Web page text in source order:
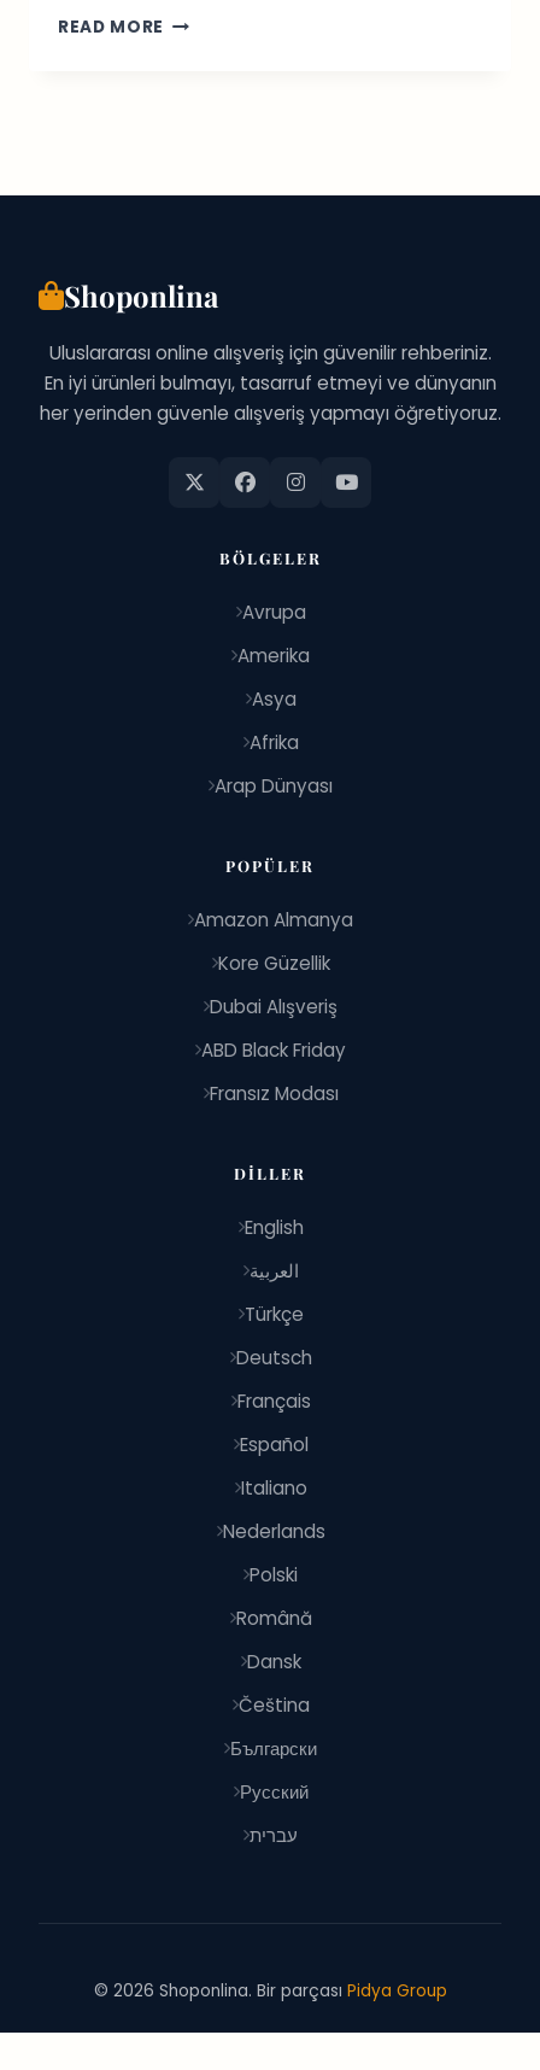
READ MORE İSVEÇ
VE
Shoponlina
Uluslararası online alışveriş için güvenilir rehberiniz.
En iyi ürünleri bulmayı, tasarruf etmeyi ve dünyanın
her yerinden güvenle alışveriş yapmayı öğretiyoruz.
BÖLGELER
Avrupa
Amerika
Asya
Afrika
Arap Dünyası
POPÜLER
Amazon Almanya
Kore Güzellik
Dubai Alışveriş
ABD Black Friday
Fransız Modası
DILLER
English
العربية
Türkçe
Deutsch
Français
Español
Italiano
Nederlands
Polski
Română
Dansk
Čeština
Български
Русский
עברית
© 2026 Shoponlina. Bir parçası Pidya Group